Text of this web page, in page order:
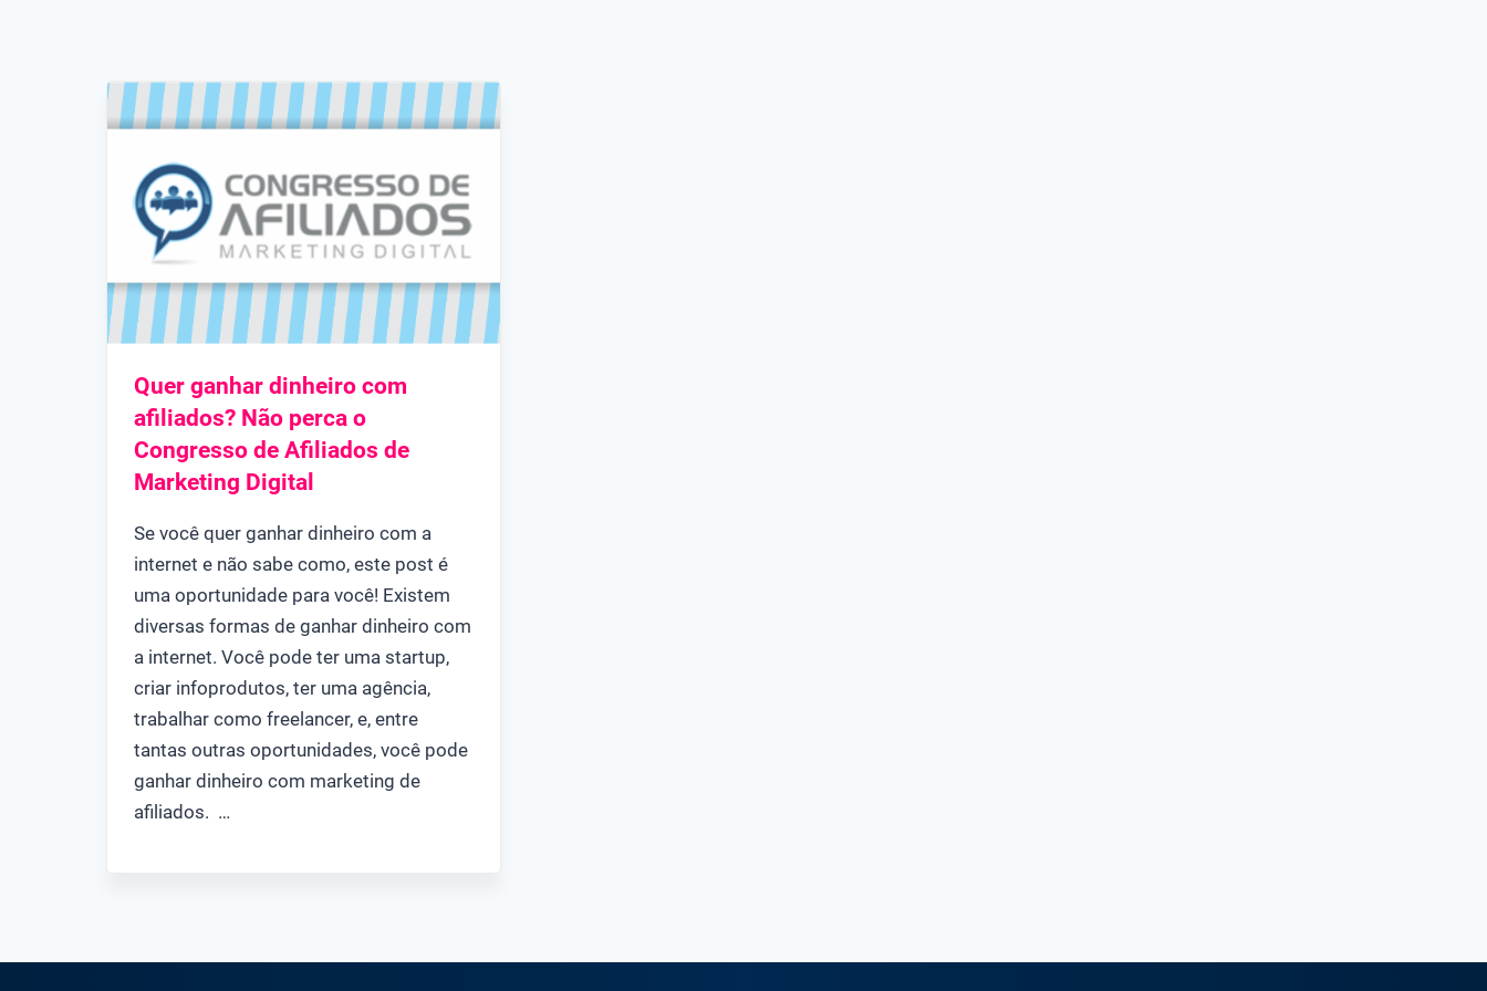
Quer ganhar dinheiro com
afiliados? Não perca o
Congresso de Afiliados de
Marketing Digital
Se você quer ganhar dinheiro com a
internet e não sabe como, este post é
uma oportunidade para você! Existem
diversas formas de ganhar dinheiro com
a internet. Você pode ter uma startup,
criar infoprodutos, ter uma agência,
trabalhar como freelancer, e, entre
tantas outras oportunidades, você pode
ganhar dinheiro com marketing de
afiliados. …